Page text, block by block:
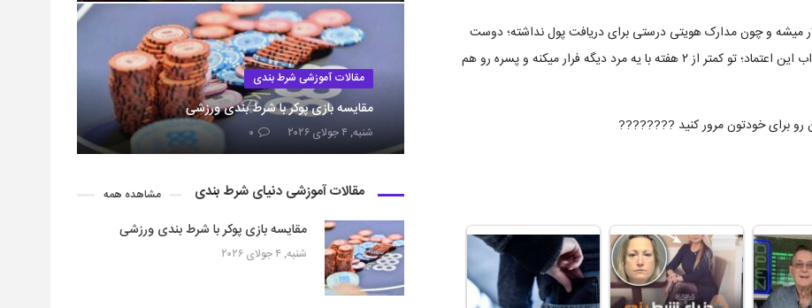
بلیط بخت آزماییش برنده ۵ میلیون دلار میشه و چون مدارک هویتی درستی برای دریافت پول نداشته؛ دوست
دخترشو برای دریافت پول‌ معرفی میکنه. دختره هم درجواب این اعتماد؛ تو کمتر از ۲ هفته با یه مرد دیگه فرار میکنه و پسره رو هم
رو برای خودتون مرور کنید ????????
مقالات آموزشی شرط بندی
مقایسه بازی پوکر با شرط بندی ورزشی
شنبه, ۴ جولای ۲۰۲۶ ۰
مقالات آموزشی دنیای شرط بندی مشاهده همه
مقایسه بازی پوکر با شرط بندی ورزشی
شنبه, ۴ جولای ۲۰۲۶